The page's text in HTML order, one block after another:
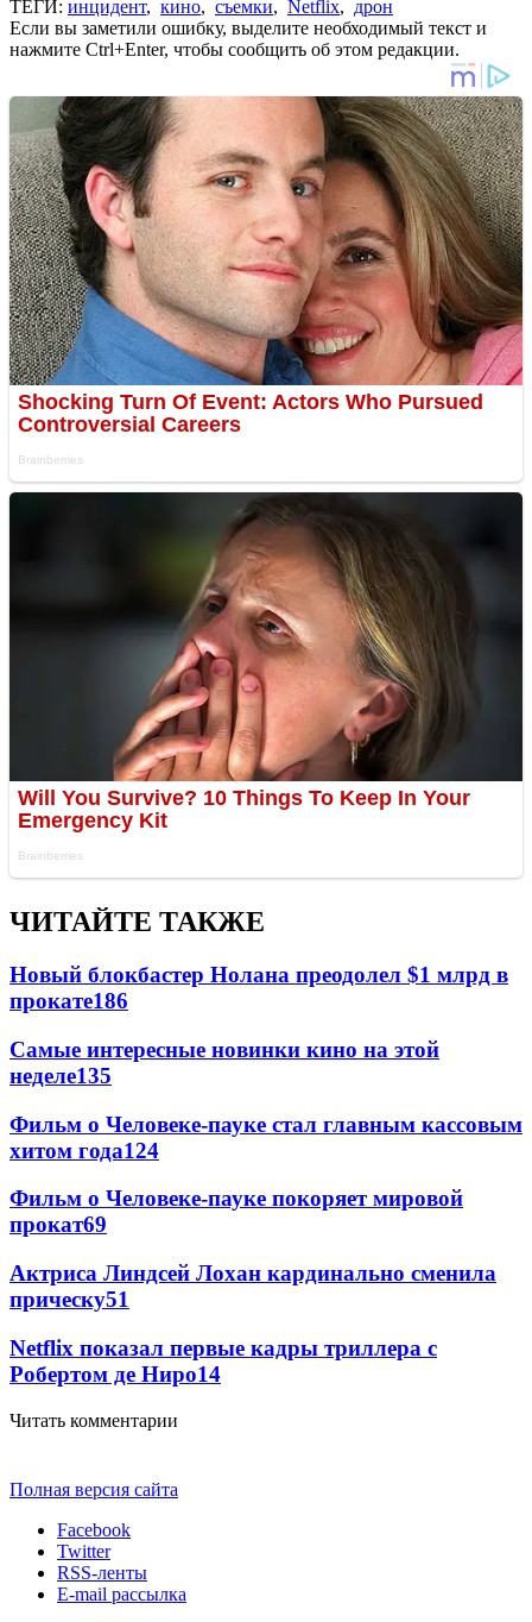
ТЕГИ: инцидент, кино, съемки, Netflix, дрон
Если вы заметили ошибку, выделите необходимый текст и
нажмите Ctrl+Enter, чтобы сообщить об этом редакции.
ЧИТАЙТЕ ТАКЖЕ
Новый блокбастер Нолана преодолел $1 млрд в
прокате186
Самые интересные новинки кино на этой
неделе135
Фильм о Человеке-пауке стал главным кассовым
хитом года124
Фильм о Человеке-пауке покоряет мировой
прокат69
Актриса Линдсей Лохан кардинально сменила
прическу51
Netflix показал первые кадры триллера с
Робертом де Ниро14
Читать комментарии
Полная версия сайта
Facebook
Twitter
RSS-ленты
E-mail рассылка